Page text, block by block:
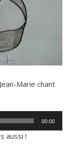
Marie chant
00:00
aussi !